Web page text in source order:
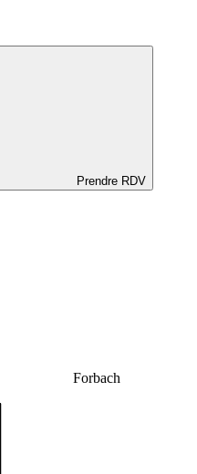
Prendre RDV
Forbach